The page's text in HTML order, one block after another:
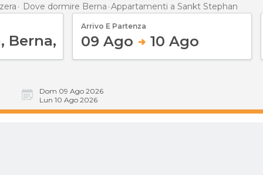
Dove dormire Berna Appartamenti a Sankt Stephan
Arrivo E Partenza
09 Ago 10 Ago
Dom 09 Ago 2026
Lun 10 Ago 2026